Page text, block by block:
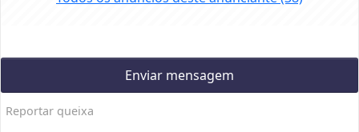
Enviar mensagem
Reportar queixa